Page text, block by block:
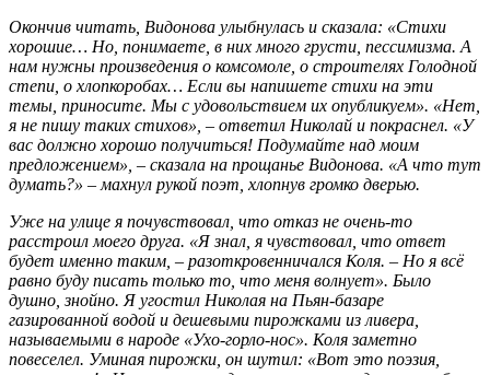
Окончив читать, Видонова улыбнулась и сказала: «Стихи
хорошие… Но, понимаете, в них много грусти, пессимизма. А
нам нужны произведения о комсомоле, о строителях Голодной
степи, о хлопкоробах… Если вы напишете стихи на эти
темы, приносите. Мы с удовольствием их опубликуем». «Нет,
я не пишу таких стихов», – ответил Николай и покраснел. «У
вас должно хорошо получиться! Подумайте над моим
предложением», – сказала на прощанье Видонова. «А что тут
думать?» – махнул рукой поэт, хлопнув громко дверью.
Уже на улице я почувствовал, что отказ не очень-то
расстроил моего друга. «Я знал, я чувствовал, что ответ
будет именно таким, – разоткровенничался Коля. – Но я всё
равно буду писать только то, что меня волнует». Было
душно, знойно. Я угостил Николая на Пьян-базаре
газированной водой и дешевыми пирожками из ливера,
называемыми в народе «Ухо-горло-нос». Коля заметно
повеселел. Уминая пирожки, он шутил: «Вот это поэзия,